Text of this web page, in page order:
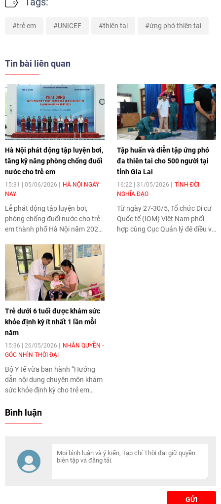
trẻ em UNICEF thiên tai ứng phó thiên tai
Tin bài liên quan
Hà Nội phát động tập luyện bơi,
tăng kỹ năng phòng chống đuối
nước cho trẻ em
15:31 | 05/06/2026
HÀ NỘI NGÀY
NAY
Lễ phát động tập luyện bơi,
phòng chống đuối nước cho trẻ
em thành phố Hà Nội năm 2026
Gia Lâm. Đây là hoạt động
nhằm lan tỏa phong trào học
bơi, trang bị kỹ năng an toàn
trong môi trường nước cho trẻ
em, góp phần giảm thiểu tai nạn
đuối nước trong cộng đồng.
Tập huấn và diễn tập ứng phó
đa thiên tai cho 500 người tại
tỉnh Gia Lai
16:22 | 31/05/2026
TÌNH ĐỜI
NGHĨA ĐẠO
Từ ngày 27-30/5, Tổ chức Di cư
Quốc tế (IOM) Việt Nam phối
hợp cùng Cục Quản lý đê điều và
Trẻ dưới 6 tuổi được khám sức
khỏe định kỳ ít nhất 1 lần mỗi
năm
15:36 | 26/05/2026
NHÂN QUYỀN -
GÓC NHÌN THỜI ĐẠI
Bộ Y tế vừa ban hành “Hướng
dẫn nội dung chuyên môn khám
sức khỏe định kỳ cho trẻ em
trẻ em trong độ tuổi này sẽ được
các vấn đề về thể chất, tinh thần
và sự phát triển của trẻ.
Bình luận
GỬI